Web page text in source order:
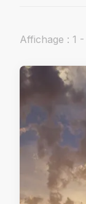
Affichage : 1 -